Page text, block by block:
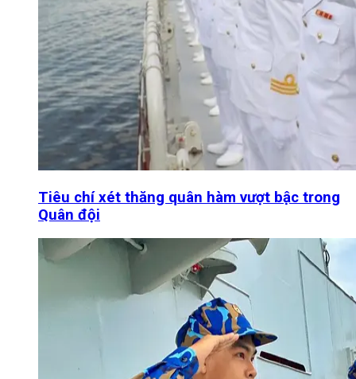
Tiêu chí xét thăng quân hàm vượt bậc trong
Quân đội